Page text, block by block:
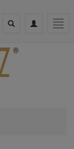
Toggle
Toggle